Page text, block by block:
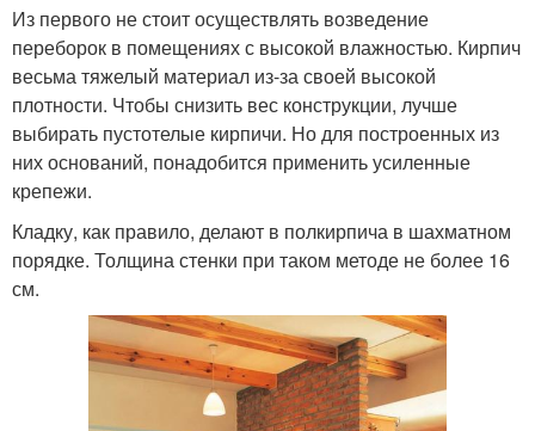
Из первого не стоит осуществлять возведение
переборок в помещениях с высокой влажностью. Кирпич
весьма тяжелый материал из-за своей высокой
плотности. Чтобы снизить вес конструкции, лучше
выбирать пустотелые кирпичи. Но для построенных из
них оснований, понадобится применить усиленные
крепежи.
Кладку, как правило, делают в полкирпича в шахматном
порядке. Толщина стенки при таком методе не более 16
см.